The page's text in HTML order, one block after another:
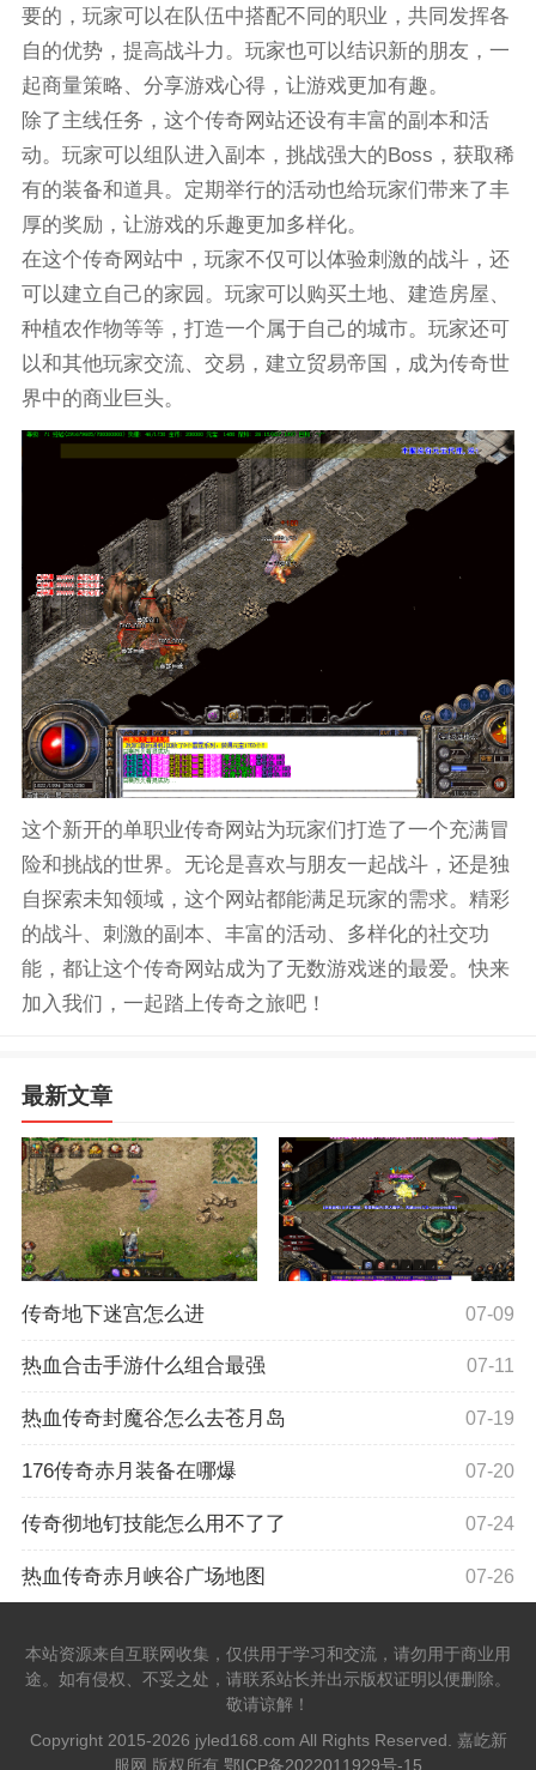
要的，玩家可以在队伍中搭配不同的职业，共同发挥各
自的优势，提高战斗力。玩家也可以结识新的朋友，一
起商量策略、分享游戏心得，让游戏更加有趣。
除了主线任务，这个传奇网站还设有丰富的副本和活
动。玩家可以组队进入副本，挑战强大的Boss，获取稀
有的装备和道具。定期举行的活动也给玩家们带来了丰
厚的奖励，让游戏的乐趣更加多样化。
在这个传奇网站中，玩家不仅可以体验刺激的战斗，还
可以建立自己的家园。玩家可以购买土地、建造房屋、
种植农作物等等，打造一个属于自己的城市。玩家还可
以和其他玩家交流、交易，建立贸易帝国，成为传奇世
界中的商业巨头。
这个新开的单职业传奇网站为玩家们打造了一个充满冒
险和挑战的世界。无论是喜欢与朋友一起战斗，还是独
自探索未知领域，这个网站都能满足玩家的需求。精彩
的战斗、刺激的副本、丰富的活动、多样化的社交功
能，都让这个传奇网站成为了无数游戏迷的最爱。快来
加入我们，一起踏上传奇之旅吧！
最新文章
传奇地下迷宫怎么进 07-09
热血合击手游什么组合最强 07-11
热血传奇封魔谷怎么去苍月岛 07-19
176传奇赤月装备在哪爆 07-20
传奇彻地钉技能怎么用不了了 07-24
热血传奇赤月峡谷广场地图 07-26
本站资源来自互联网收集，仅供用于学习和交流，请勿用于商业用
途。如有侵权、不妥之处，请联系站长并出示版权证明以便删除。
敬请谅解！
Copyright 2015-2026 jyled168.com All Rights Reserved. 嘉屹新
服网 版权所有 鄂ICP备2022011929号-15